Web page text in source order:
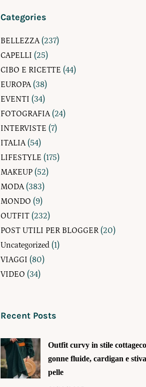
Categories
BELLEZZA(237)
CAPELLI (25)
CIBO E RICETTE (44)
EUROPA(38)
EVENTI (34)
FOTOGRAFIA(24)
INTERVISTE (7)
ITALIA(54)
LIFESTYLE (175)
MAKEUP (52)
MODA(383)
MONDO (9)
OUTFIT (232)
POST UTILI PER BLOGGER (20)
Uncategorized (1)
VIAGGI (80)
VIDEO (34)
Recent Posts
Outfit curvy in stile
gonne fluide, cardigan e
pelle